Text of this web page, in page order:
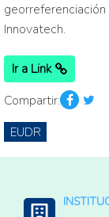
Innovatech.
Ir a Link
Compartir:
EUDR